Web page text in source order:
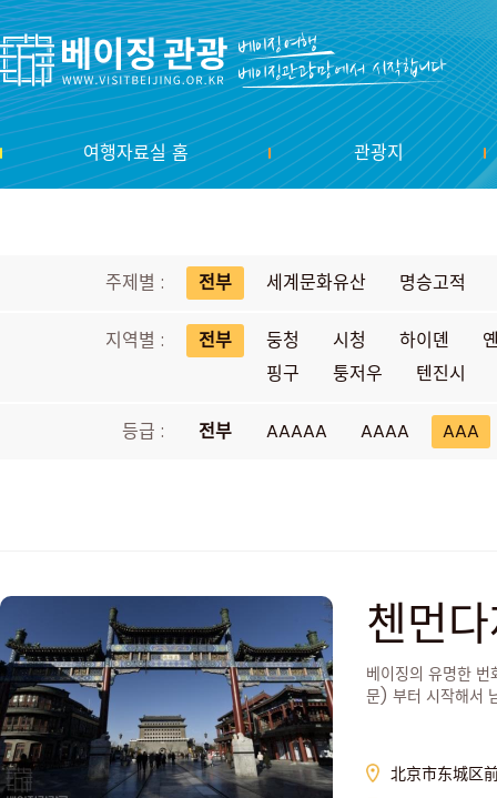
여행자료실 홈 관광지
주제별 : 전부 세계문화유산 명승고적
지역별 : 전부 둥청 시청 하이뎬
핑구
퉁저우 텐진시
등급 : 전부 AAAAA AAAA AAA
첸먼
베이징의 유명한
문) 부터 시작해서
北京市东城区